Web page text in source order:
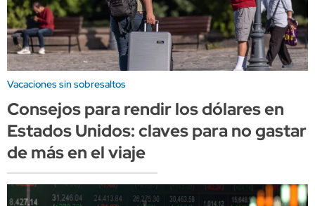
Vacaciones sin sobresaltos
Consejos para rendir los dólares en
Estados Unidos: claves para no gastar
de más en el viaje